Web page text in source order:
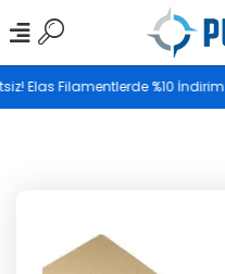
Saat 17.00’ye kadar
kargoya teslim edilir.
Filamentlerde %10 İndirim